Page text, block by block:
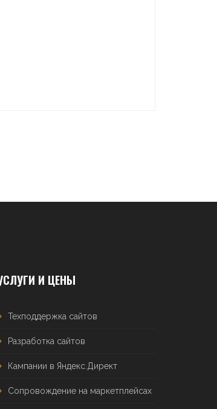
И ЦЕНЫ
Техподдержка сайтов
Разработка сайтов
Кампании в Яндекс.Директ
Сопровождение на маркетплейсах